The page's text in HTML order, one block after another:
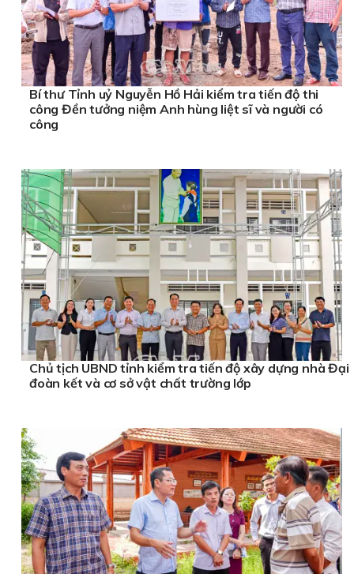
Bí thư Tỉnh uỷ Nguyễn Hồ Hải kiểm tra tiến độ thi
công Đền tưởng niệm Anh hùng liệt sĩ và người có
công
Chủ tịch UBND tỉnh kiểm tra tiến độ xây dựng nhà Đại
đoàn kết và cơ sở vật chất trường lớp